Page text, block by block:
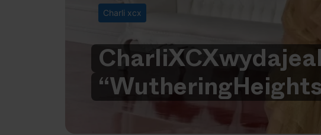
Charli xcx
CharliXCXwydaje
“Wuthering